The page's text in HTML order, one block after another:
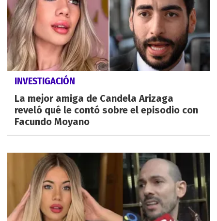
INVESTIGACIÓN
La mejor amiga de Candela Arizaga
reveló qué le contó sobre el episodio con
Facundo Moyano